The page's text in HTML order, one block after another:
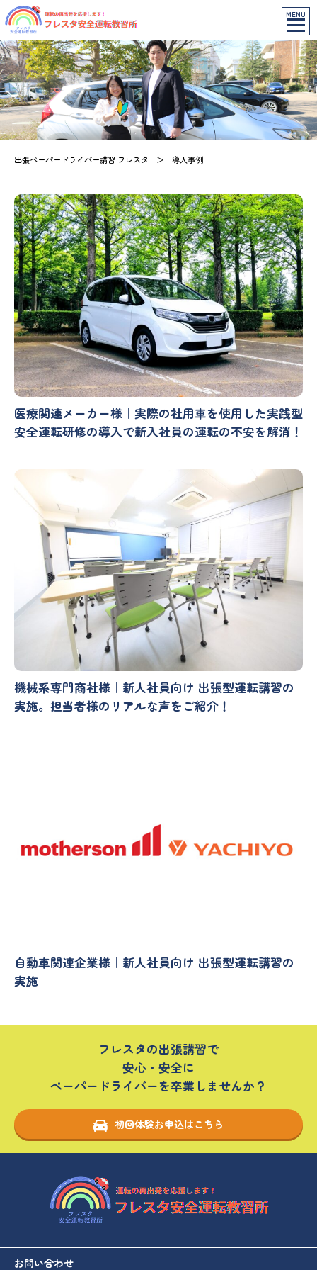
MENU
出張ペーパードライバー講習 フレスタ ＞ 導入事例
医療関連メーカー様｜実際の社用車を使用した実践型
安全運転研修の導入で新入社員の運転の不安を解消！
機械系専門商社様｜新人社員向け 出張型運転講習の
実施。担当者様のリアルな声をご紹介！
自動車関連企業様｜新人社員向け 出張型運転講習の
実施
フレスタの出張講習で
安心・安全に
ペーパードライバーを卒業しませんか？
初回体験お申込はこちら
お問い合わせ